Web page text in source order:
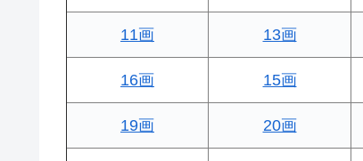
11画 13画
16画 15画
19画 20画